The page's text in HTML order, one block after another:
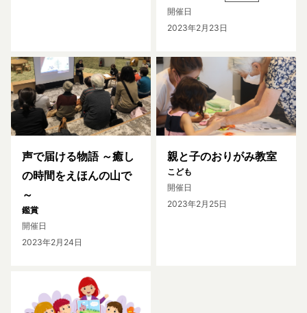
開催日
2023年2月23日
声で届ける物語 ～癒し
の時間をえほんの山で
～
鑑賞
開催日
2023年2月24日
親と子のおりがみ教室
こども
開催日
2023年2月25日